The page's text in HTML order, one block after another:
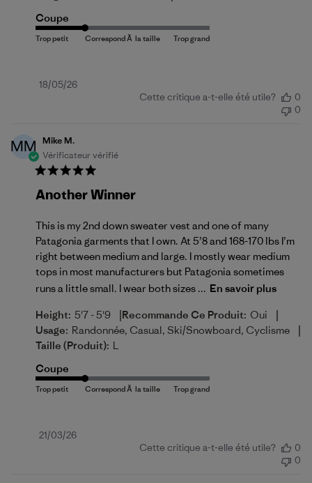
Coupe
Date
18/05/26
Cette critique a-t-elle été utile?
0
0
MM
Mike M.
Vérificateur vérifié
Another Winner
This is my 2nd down sweater vest and one of many
Patagonia garments that I own. At 5’8 and 168-170 lbs I’m
right between medium and large. I mostly wear medium
tops in most manufacturers but Patagonia sometimes
runs a little small. I wear both sizes ... En savoir plus
Height: 5'7 - 5'9 |Recommande Ce Produit: Oui |
Usage: Randonnée, Casual, Ski/Snowboard, Cyclisme |
Taille (produit): L
Coupe
Date
21/03/26
Cette critique a-t-elle été utile?
0
0